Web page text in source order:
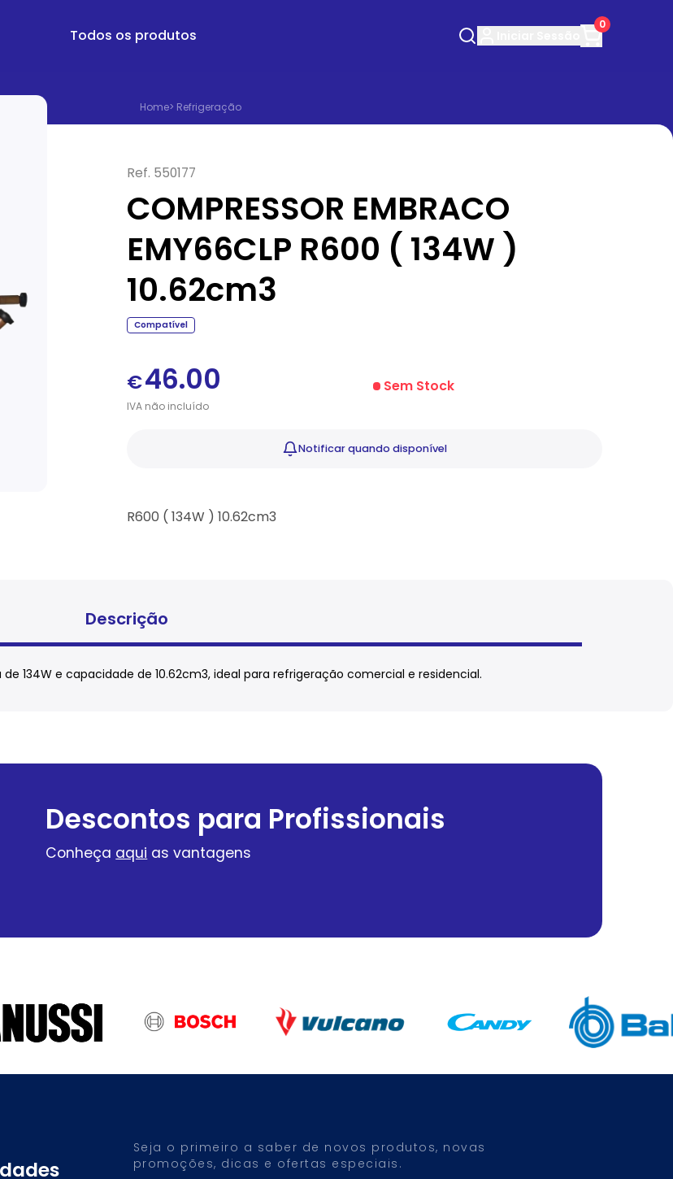
Todos os produtos
0
Home> Refrigeração
Ref. 550177
COMPRESSOR EMBRACO
EMY66CLP R600 ( 134W )
10.62cm3
Compatível
€46.00
IVAnãoincluído
Sem Stock
Notificarquando disponível
R600 ( 134W ) 10.62cm3
Descrição
134W e capacidade de 10.62cm3, ideal para refrigeração comercial e residencial.
Descontos para Profissionais
Conheça aqui as vantagens
Seja o primeiro a saber de novos produtos, novas
promoções, dicas e ofertas especiais.